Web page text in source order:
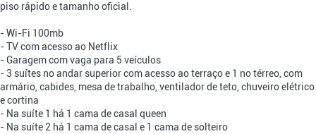
piso rápido e tamanho oficial.
- Wi-Fi 100mb
- TV com acesso ao Netflix
- Garagem com vaga para 5 veículos
- 3 suítes no andar superior com acesso ao terraço e 1 no térreo, com
armário, cabides, mesa de trabalho, ventilador de teto, chuveiro elétrico
e cortina
- Na suíte 1 há 1 cama de casal queen
- Na suíte 2 há 1 cama de casal e 1 cama de solteiro